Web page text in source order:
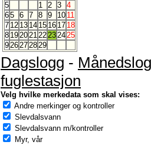
5
1 2 3 4
65 6 7 8 9 10 11
7 12 13 14 15 16 17 18
8 19202122232425
926272829
Dagslogg -
fuglestasjon
Velg hvilke merkedata som skal vises:
Andre merkinger og kontroller
Slevdalsvann
Slevdalsvann m/kontroller
Myr, vår